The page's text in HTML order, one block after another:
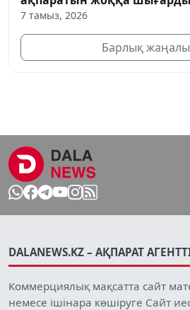
7 тамыз, 2026
Барлық
DALANEWS.KZ – АҚПАРАТ
Коммерциялық мақсатта сайт
немесе ішінара көшіруге Сайт